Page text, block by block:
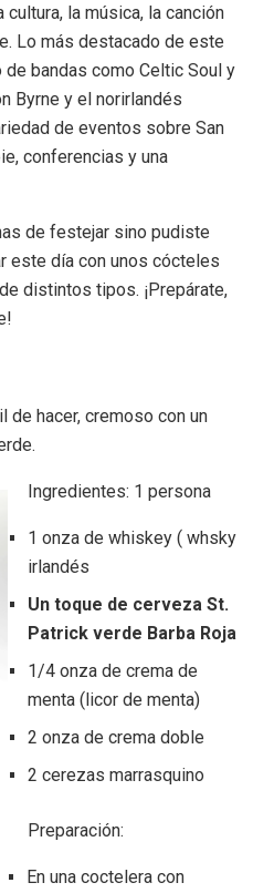
la música, la canción
Lo más destacado de este
bandas como Celtic Soul y
Byrne y el norirlandés
de eventos sobre San
conferencias y una
de festejar sino pudiste
este día con unos cócteles
distintos tipos. ¡Prepárate,
de hacer, cremoso con un
Ingredientes: 1 persona
1 onza de whiskey ( whsky
irlandés
Un toque de cerveza St.
Patrick verde Barba Roja
1/4 onza de crema de
menta (licor de menta)
2 onza de crema doble
2 cerezas marrasquino
Preparación:
En una coctelera con